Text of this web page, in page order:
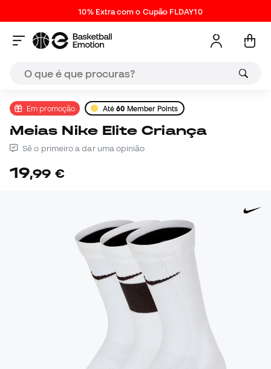
10% Extra com o Cupão FLDAY10
Em promoção Até60 Member Points
Meias Nike Elite Criança
Sê o primeiro a dar uma opinião
19,99 €